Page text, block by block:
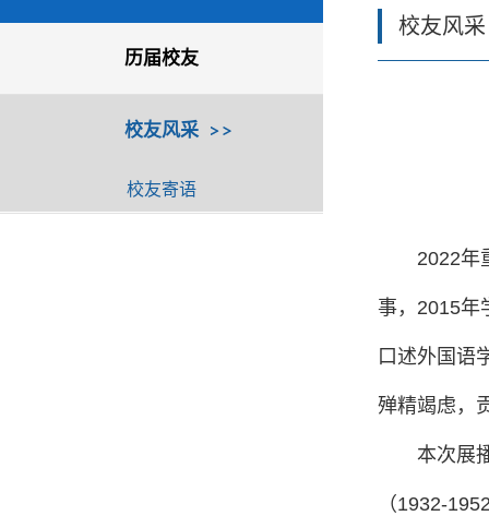
历届校友
校友风采
校友寄语
校友风采
2022年
事，2015年
口述外国语
殚精竭虑，
本次展
（1932-